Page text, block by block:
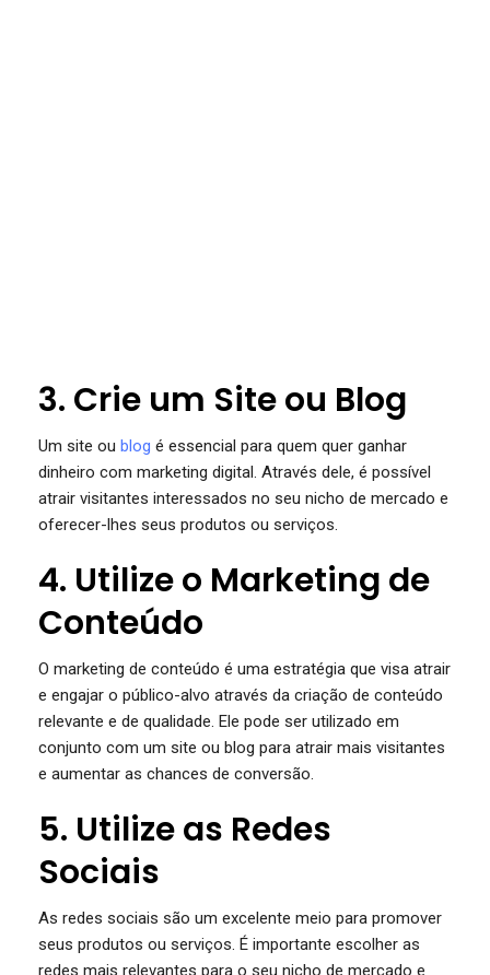
3. Crie um Site ou Blog
Um site ou blog é essencial para quem quer ganhar
dinheiro com marketing digital. Através dele, é possível
atrair visitantes interessados no seu nicho de mercado e
oferecer-lhes seus produtos ou serviços.
4. Utilize o Marketing de
Conteúdo
O marketing de conteúdo é uma estratégia que visa atrair
e engajar o público-alvo através da criação de conteúdo
relevante e de qualidade. Ele pode ser utilizado em
conjunto com um site ou blog para atrair mais visitantes
e aumentar as chances de conversão.
5. Utilize as Redes
Sociais
As redes sociais são um excelente meio para promover
seus produtos ou serviços. É importante escolher as
redes mais relevantes para o seu nicho de mercado e